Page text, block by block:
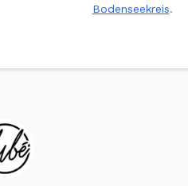
Bodenseekreis.